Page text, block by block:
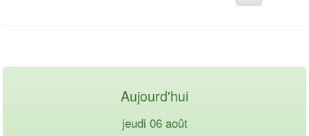
Aujourd'hui
jeudi 06 août